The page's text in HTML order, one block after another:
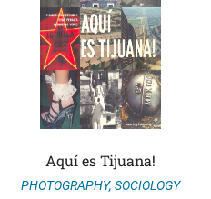
Aquí es Tijuana!
PHOTOGRAPHY, SOCIOLOGY